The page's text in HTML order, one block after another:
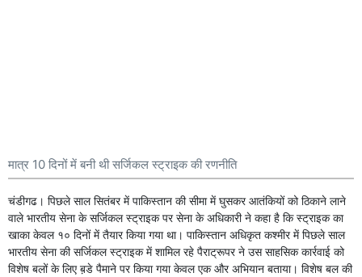
मात्र 10 दिनों में बनी थी सर्जिकल स्ट्राइक की रणनीति
चंडीगढ। पिछले साल सितंबर में पाकिस्तान की सीमा में घुसकर आतंकियों को ठिकाने लाने
वाले भारतीय सेना के सर्जिकल स्ट्राइक पर सेना के अधिकारी ने कहा है कि स्ट्राइक का
खाका केवल १० दिनों में तैयार किया गया था। पाकिस्तान अधिकृत कश्मीर में पिछले साल
भारतीय सेना की सर्जिकल स्ट्राइक में शामिल रहे पैराट्रूपर ने उस साहसिक कार्रवाई को
विशेष बलों के लिए ब़डे पैमाने पर किया गया केवल एक और अभियान बताया। विशेष बल की